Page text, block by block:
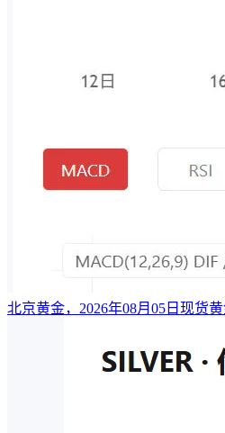
北京黄金，2026年08月05日现货